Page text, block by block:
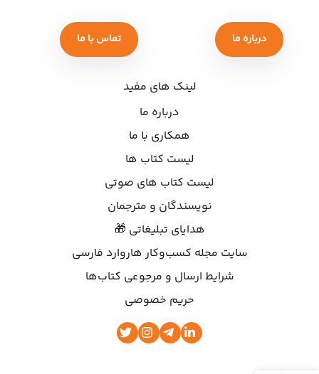
درباره ما تماس با ما
لینک های مفید
درباره ما
همکاری با ما
لیست کتاب ها
لیست کتاب های صوتی
نویسندگان و مترجمان
هدایای تبلیغاتی 🎁
سایت مجله کسب‌وکار هاروارد فارسی
شرایط ارسال و مرجوعی کتاب‌ها
حریم خصوصی